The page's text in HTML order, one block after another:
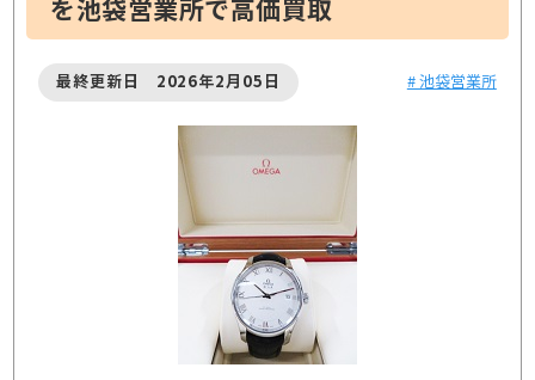
を池袋営業所で高価買取
最終更新日 2026年2月05日 # 池袋営業所